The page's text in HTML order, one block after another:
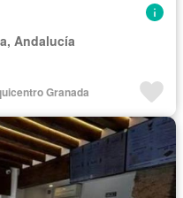
Andalucía
Granada